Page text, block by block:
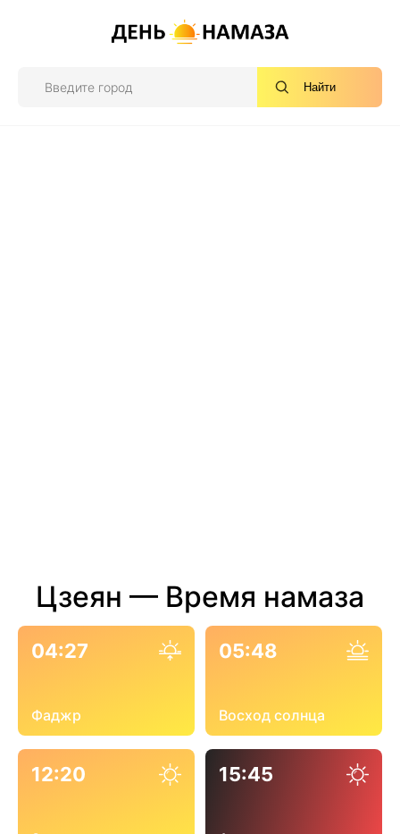
Найти
Цзеян — Время намаза
04:27
Фаджр
05:48
Восход солнца
12:20 15:45